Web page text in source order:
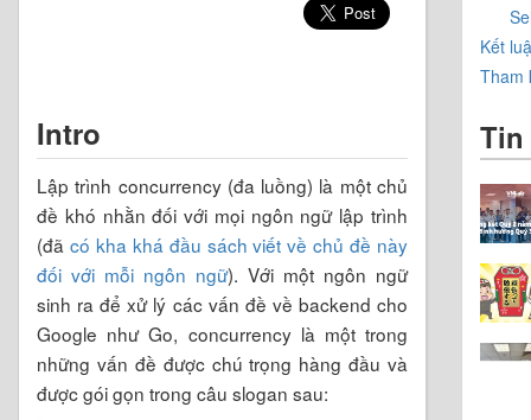
Intro
Lập trình concurrency (đa luồng) là một chủ
đề khó nhằn đối với mọi ngôn ngữ lập trình
(đã có kha khá đầu sách viết về chủ đề này
đối với mỗi ngôn ngữ). Với một ngôn ngữ
sinh ra để xử lý các vấn đề về backend cho
Google như Go, concurrency là một trong
những vấn đề được chú trọng hàng đầu và
được gói gọn trong câu slogan sau:
Kết
Tham